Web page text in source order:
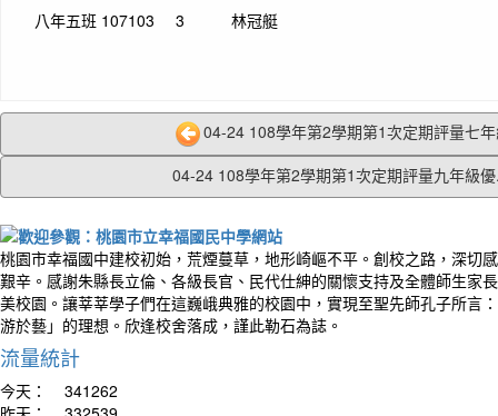
八年五班 107103 3 林冠艇
04-24 108學年第2學期第1次定期評量七
04-24 108學年第2學期第1次定期評量九年級
桃園市幸福國中建校初始，荒煙蔓草，地形崎嶇不平。創校之路，深切
艱辛。感謝朱縣長立倫、各級長官、民代仕紳的關懷支持及全體師生家
美校園。讓莘莘學子們在這巍峨典雅的校園中，實現至聖先師孔子所言
游於藝」的理想。欣逢校舍落成，謹此勒石為誌。
流量統計
今天：
341262